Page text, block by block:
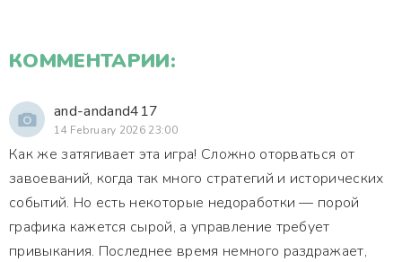
КОММЕНТАРИИ:
and-andand417
14 February 2026 23:00
Как же затягивает эта игра! Сложно оторваться от
завоеваний, когда так много стратегий и исторических
событий. Но есть некоторые недоработки — порой
графика кажется сырой, а управление требует
привыкания. Последнее время немного раздражает,